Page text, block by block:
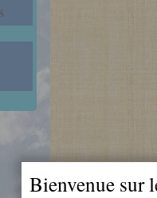
Bienvenue sur